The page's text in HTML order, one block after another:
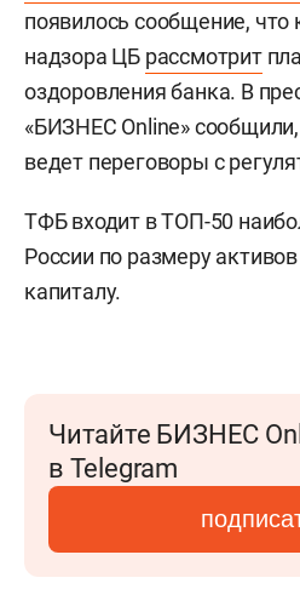
появилось сообщение, что
надзора ЦБ рассмотрит
оздоровления банка. В
«БИЗНЕС Online»
ведет переговоры с
ТФБ входит в ТОП-50
России по размеру
капиталу.
Читайте БИЗНЕС
в Telegram